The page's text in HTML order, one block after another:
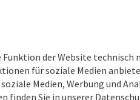
Funktion der Website
für soziale Medien
Medien, Werbung und
finden Sie in unserer